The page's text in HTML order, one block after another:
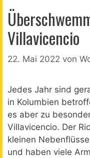
Villavicencio
22. Mai 2022 von
Jedes Jahr sind
in Kolumbien
es aber zu
Villavicencio. Der
kleinen
und haben viele